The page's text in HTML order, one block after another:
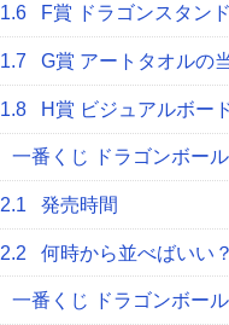
1.6 F賞 ドラゴンスタン
1.7 G賞 アートタオルの
1.8 H賞 ビジュアルボー
一番くじ ドラゴンボー
2.1 発売時間
2.2 何時から並べばいい？
一番くじ ドラゴンボー